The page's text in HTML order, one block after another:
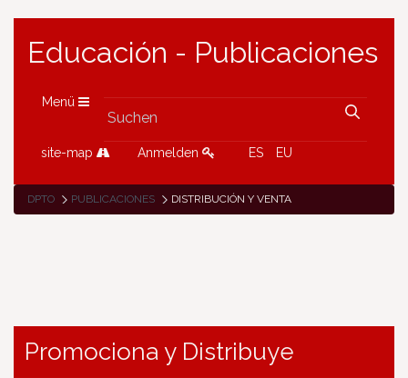
Educación - Publicaciones
Menü
site-map Anmelden ES EU
DPTO PUBLICACIONES DISTRIBUCIÓN Y VENTA
Promociona y Distribuye